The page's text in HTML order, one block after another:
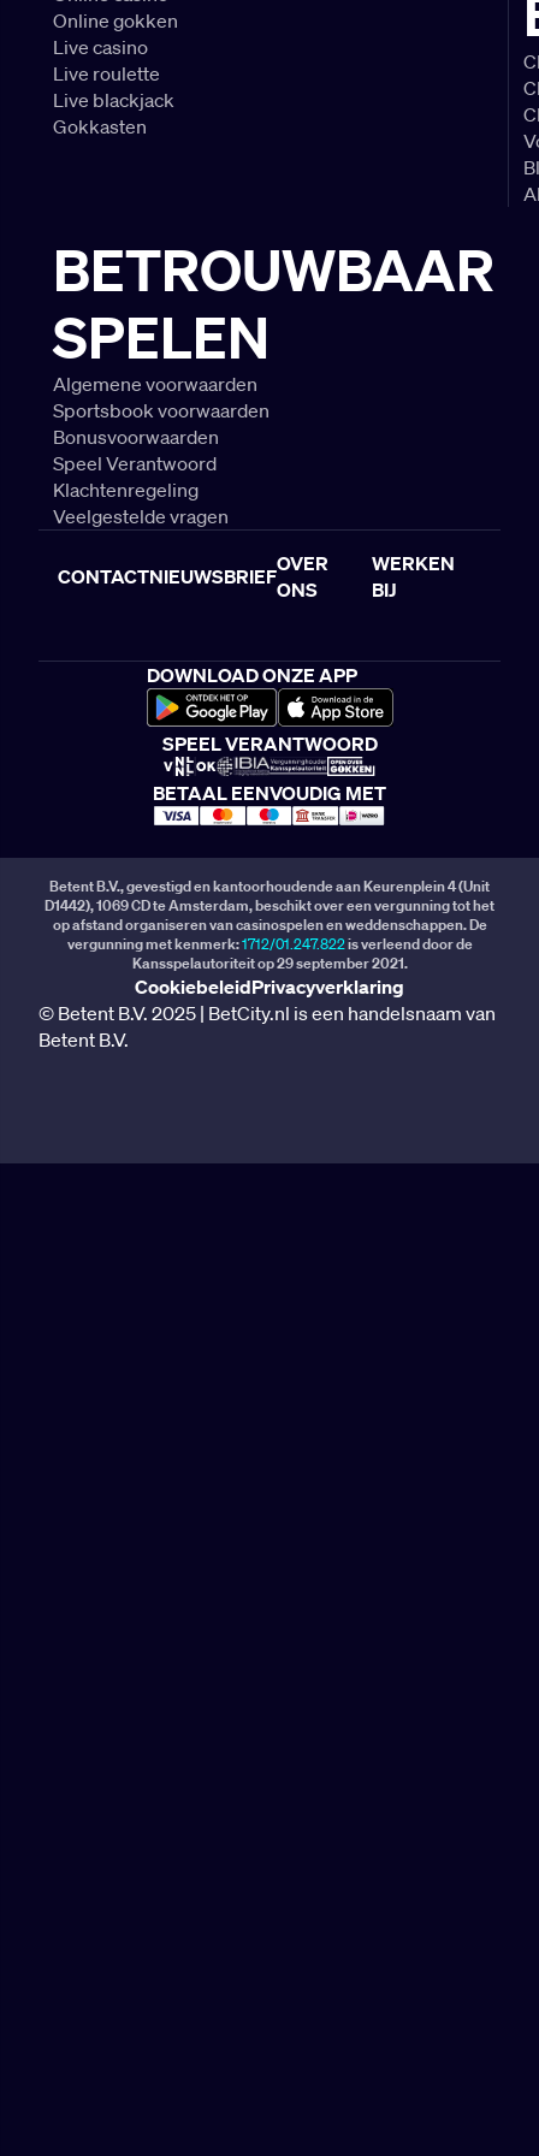
Online gokken
Live casino
Live roulette
Live blackjack
Gokkasten
BETROUWBAAR
SPELEN
Algemene voorwaarden
Sportsbook voorwaarden
Bonusvoorwaarden
Speel Verantwoord
Klachtenregeling
Veelgestelde vragen
CONTACTNIEUWSBRIEF
OVER
ONS
WERKEN
BIJ
DOWNLOAD ONZE APP
SPEEL VERANTWOORD
BETAAL EENVOUDIG MET
Betent B.V., gevestigd en kantoorhoudende aan Keurenplein 4 (Unit
D1442), 1069 CD te Amsterdam, beschikt over een vergunning tot het
op afstand organiseren van casinospelen en weddenschappen. De
vergunning met kenmerk:1712/01.247.822is verleend door de
Kansspelautoriteit op 29 september 2021.
CookiebeleidPrivacyverklaring
© Betent B.V. 2025 | BetCity.nl is een handelsnaam van
Betent B.V.